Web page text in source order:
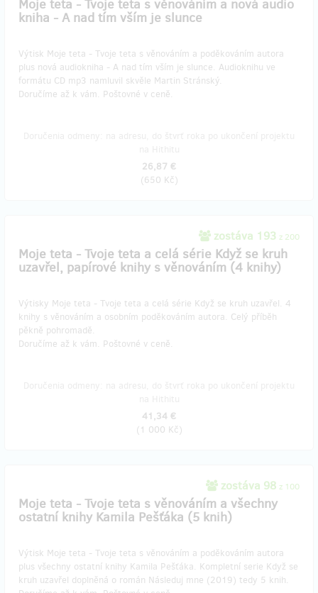
Moje teta - Tvoje teta s věnováním a nová audio
kniha - A nad tím vším je slunce
Výtisk Moje teta - Tvoje teta s věnováním a poděkováním autora
plus nová audiokniha - A nad tím vším je slunce. Audioknihu ve
formátu CD mp3 namluvil skvěle Martin Stránský.
Doručíme až k vám. Poštovné v ceně.
26,87 €
(650 Kč)
zostáva 193 z 200
Moje teta - Tvoje teta a celá série Když se kruh
uzavřel, papírové knihy s věnováním (4 knihy)
Výtisky Moje teta - Tvoje teta a celá série Když se kruh uzavřel. 4
knihy s věnováním a osobním poděkováním autora. Celý příběh
pěkně pohromadě.
Doručíme až k vám. Poštovné v ceně.
41,34 €
(1 000 Kč)
zostáva 98 z 100
Moje teta - Tvoje teta s věnováním a všechny
ostatní knihy Kamila Pešťáka (5 knih)
Výtisk Moje teta - Tvoje teta s věnováním a poděkováním autora
plus všechny ostatní knihy Kamila Pešťáka. Kompletní serie Když se
kruh uzavřel doplněná o román Následuj mne (2019) tedy 5 knih.